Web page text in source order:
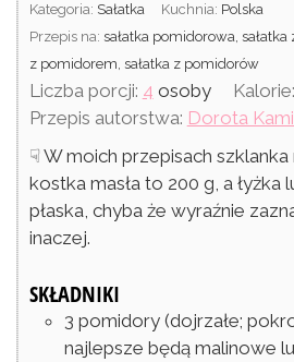
Kategoria: Sałatka Kuchnia: Polska
Przepis na: sałatka pomidorowa,
z pomidorem, sałatka z pomidorów
Liczba porcji: 4 osoby
Przepis autorstwa: Dorota
☟ W moich przepisach szklanka ma zawsze 250 ml,
kostka masła to 200 g, a łyżka
płaska, chyba że wyraźnie
inaczej.
SKŁADNIKI
3 pomidory (dojrzałe;
najlepsze będą malinowe